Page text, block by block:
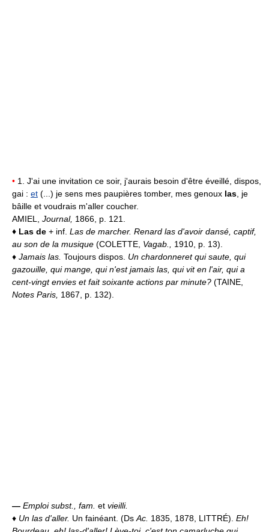
• 1. J'ai une invitation ce soir, j'aurais besoin d'être éveillé, dispos,
gai : et (...) je sens mes paupières tomber, mes genoux las, je
bâille et voudrais m'aller coucher.
AMIEL, Journal, 1866, p. 121.
♦ Las de + inf. Las de marcher. Renard las d'avoir dansé, captif,
au son de la musique (COLETTE, Vagab., 1910, p. 13).
♦ Jamais las. Toujours dispos. Un chardonneret qui saute, qui
gazouille, qui mange, qui n'est jamais las, qui vit en l'air, qui a
cent-vingt envies et fait soixante actions par minute? (TAINE,
Notes Paris, 1867, p. 132).
— Emploi subst., fam. et vieilli.
♦ Un las d'aller. Un fainéant. (DsAc. 1835, 1878, LITTRÉ). Eh!